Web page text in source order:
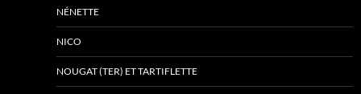
NÉNETTE
NICO
NOUGAT (TER) ET TARTIFLETTE